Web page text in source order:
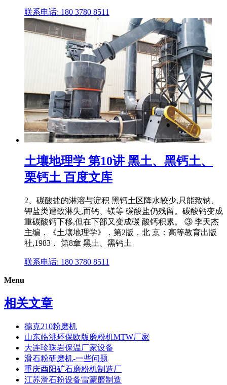
联系电话: 180 3780 8511
土壤地理学 第10讲 黑土、黑钙土、
栗钙土 百度文库
2、碳酸盐的淋溶与淀积 黑钙土区降水较少,只能致钠、
钾盐类遭致淋失,而钙、镁等 碳酸盐仍残留。碳酸钙变成
重碳酸钙下移,但在下部又变成碳 酸钙积累。 ③ 李天杰
主编．《土壤地理学》．第2版．北 京：高等教育出版
社,1983． 第8章 黑土、黑钙土
联系电话: 180 3780 8511
Menu
相关文章
德克210粉磨机
山东临洮环保欧版磨粉机MTW厂家
大连珍珠岩保温厂家设备
滑石粉研磨机-一些问题
重庆酉阳矿石磨粉机制造厂
江苏滑石粉设备雷蒙磨制造